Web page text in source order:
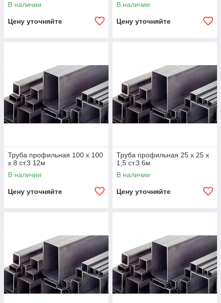
В наличии
Цену уточняйте
В наличии
Цену уточняйте
Труба профильная 100 х 100
х 8 ст.3 12м
В наличии
Цену уточняйте
Труба профильная 25 х 25 х
1,5 ст.3 6м
В наличии
Цену уточняйте